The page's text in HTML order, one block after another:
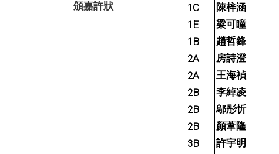
頒嘉許狀
1C 陳梓涵
1E 梁可瞳
1B 趙哲鋒
2A 房詩澄
2A 王海禎
2B 李綽凌
2B 鄔彤忻
2B 顏葦隆
3B 許宇明